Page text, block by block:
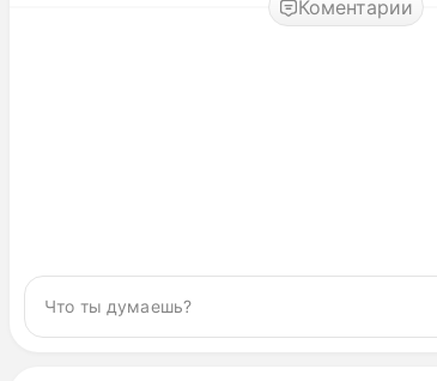
Коментарии